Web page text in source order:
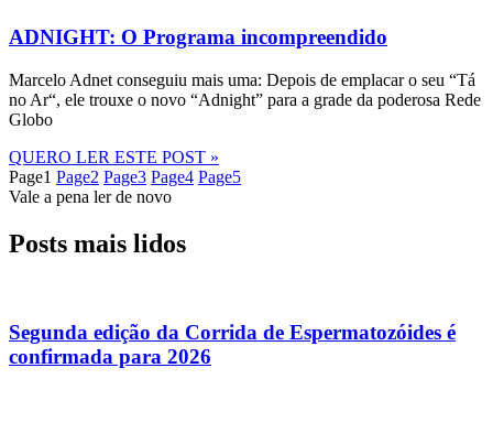
ADNIGHT: O Programa incompreendido
Marcelo Adnet conseguiu mais uma: Depois de emplacar o seu “Tá
no Ar“, ele trouxe o novo “Adnight” para a grade da poderosa Rede
Globo
QUERO LER ESTE POST »
Page1 Page2 Page3 Page4 Page5
Vale a pena ler de novo
Posts mais lidos
Segunda edição da Corrida de Espermatozóides é
confirmada para 2026